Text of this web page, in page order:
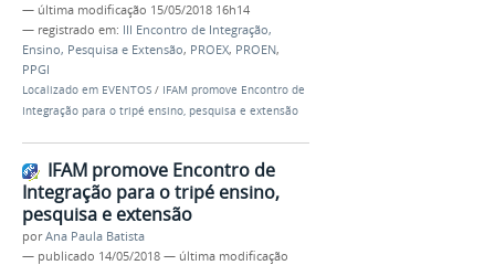
— última modificação 15/05/2018 16h14
— registrado em: III Encontro de Integração,
Ensino, Pesquisa e Extensão, PROEX, PROEN,
PPGI
Localizado em EVENTOS / IFAM promove Encontro de
Integração para o tripé ensino, pesquisa e extensão
IFAM promove Encontro de
Integração para o tripé ensino,
pesquisa e extensão
porAna Paula Batista
— publicado 14/05/2018 — última modificação